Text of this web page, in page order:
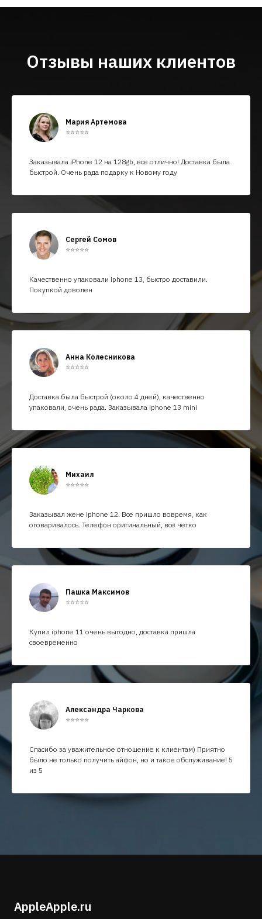
Отзывы наших клиентов
Мария Артемова
⭐⭐⭐⭐⭐
Заказывала iPhone 12 на 128gb, все отлично! Доставка была
быстрой. Очень рада подарку к Новому году
Сергей Сомов
⭐⭐⭐⭐⭐
Качественно упаковали iphone 13, быстро доставили.
Покупкой доволен
Анна Колесникова
⭐⭐⭐⭐⭐
Доставка была быстрой (около 4 дней), качественно
упаковали, очень рада. Заказывала iphone 13 mini
Михаил
⭐⭐⭐⭐⭐
Заказывал жене iphone 12. Все пришло вовремя, как
оговаривалось. Телефон оригинальный, все четко
Пашка Максимов
⭐⭐⭐⭐⭐
Купил iphone 11 очень выгодно, доставка пришла
своевременно
Александра Чаркова
⭐⭐⭐⭐⭐
Спасибо за уважительное отношение к клиентам) Приятно
было не только получить айфон, но и такое обслуживание! 5
из 5
AppleApple.ru